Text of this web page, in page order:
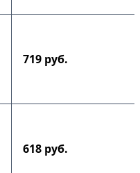
719 руб.
618 руб.